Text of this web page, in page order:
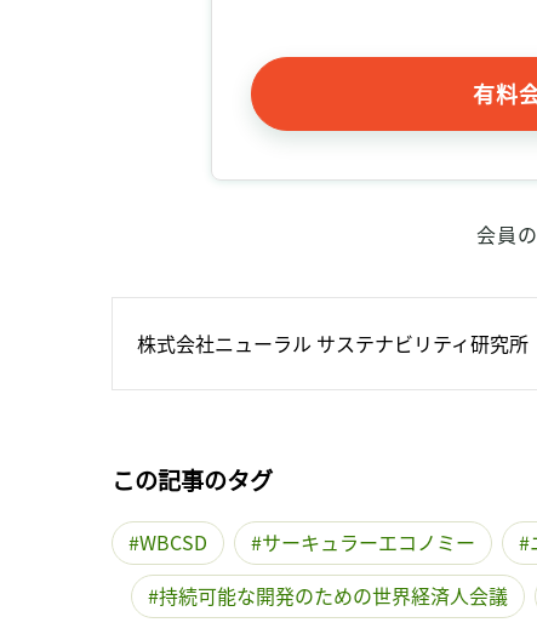
有料
会員
株式会社ニューラル サステナビリティ研究所
この記事のタグ
WBCSD サーキュラーエコノミー
持続可能な開発のための世界経済人会議